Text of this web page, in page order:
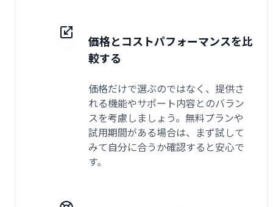
価格とコストパフォーマンスを比
較する
価格だけで選ぶのではなく、提供さ
れる機能やサポート内容とのバラン
スを考慮しましょう。無料プランや
試用期間がある場合は、まず試して
みて自分に合うか確認すると安心で
す。